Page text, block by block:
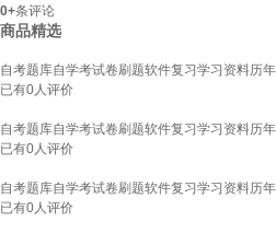
0+条评论
商品精选
自考题库自学考试卷刷题软件复习学习资料历
已有0人评价
自考题库自学考试卷刷题软件复习学习资料历
已有0人评价
自考题库自学考试卷刷题软件复习学习资料历
已有0人评价